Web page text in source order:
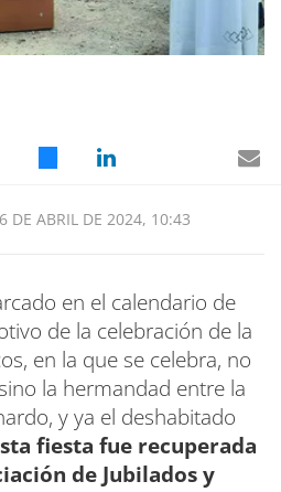
DE ABRIL DE 2024, 10:43
en el calendario de
de la celebración de la
en la que se celebra, no
la hermandad entre la
y ya el deshabitado
fiesta fue recuperada
de Jubilados y